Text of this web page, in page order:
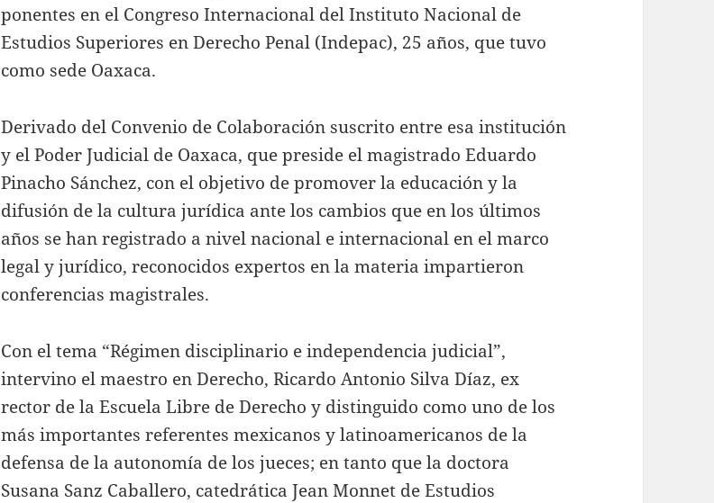
ponentes en el Congreso Internacional del Instituto Nacional de
Estudios Superiores en Derecho Penal (Indepac), 25 años, que tuvo
como sede Oaxaca.
Derivado del Convenio de Colaboración suscrito entre esa institución
y el Poder Judicial de Oaxaca, que preside el magistrado Eduardo
Pinacho Sánchez, con el objetivo de promover la educación y la
difusión de la cultura jurídica ante los cambios que en los últimos
años se han registrado a nivel nacional e internacional en el marco
legal y jurídico, reconocidos expertos en la materia impartieron
conferencias magistrales.
Con el tema “Régimen disciplinario e independencia judicial”,
intervino el maestro en Derecho, Ricardo Antonio Silva Díaz, ex
rector de la Escuela Libre de Derecho y distinguido como uno de los
más importantes referentes mexicanos y latinoamericanos de la
defensa de la autonomía de los jueces; en tanto que la doctora
Susana Sanz Caballero, catedrática Jean Monnet de Estudios